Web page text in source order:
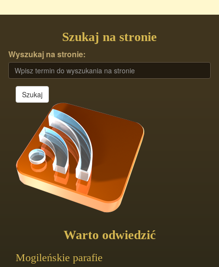
Szukaj na stronie
Wyszukaj na stronie:
Szukaj
Warto odwiedzić
Mogileńskie parafie